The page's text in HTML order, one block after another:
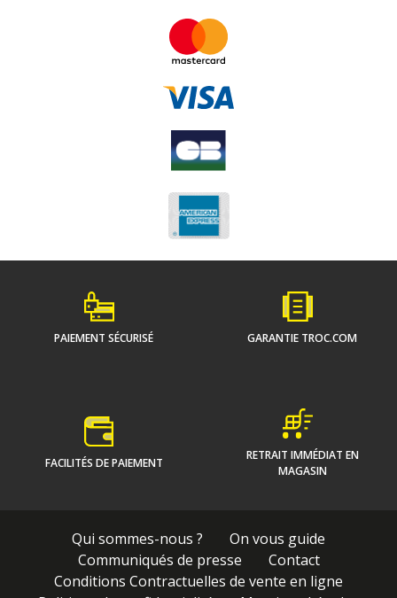
PAIEMENT SÉCURISÉ GARANTIE TROC.COM
FACILITÉS DE PAIEMENT
RETRAIT IMMÉDIAT EN
MAGASIN
Qui sommes-nous ?
On vous guide
Communiqués de presse
Contact
Conditions Contractuelles de vente en ligne